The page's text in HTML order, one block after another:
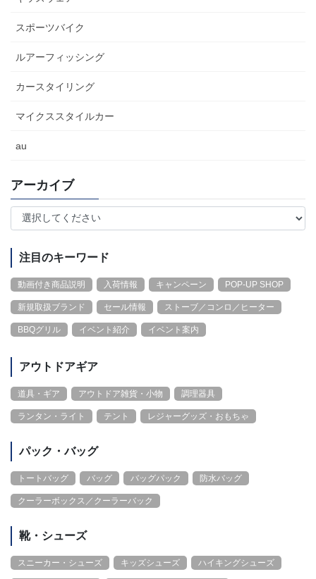
スポーツバイク
ルアーフィッシング
カースタイリング
マイクススタイルカー
au
アーカイブ
注目のキーワード
動画付き商品説明 入荷情報 キャンペーン POP-UP SHOP
新規取扱ブランド セール情報 ストーブ／コンロ／ヒーター
BBQグリル イベント紹介 イベント案内
アウトドアギア
道具・ギア アウトドア雑貨・小物 調理器具
ランタン・ライト テント レジャーグッズ・おもちゃ
パック・バッグ
トートバッグ バッグ バッグパック 防水バッグ
クーラーボックス／クーラーバック
靴・シューズ
スニーカー・シューズ キッズシューズ ハイキングシューズ